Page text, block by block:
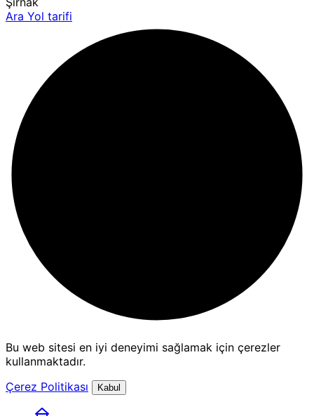
Ara Yol tarifi
Bu web sitesi en iyi deneyimi sağlamak için çerezler
kullanmaktadır.
Çerez Politikası
Kabul